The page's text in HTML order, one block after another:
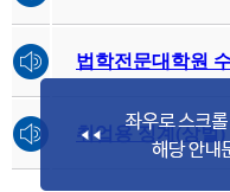
법학전문대학원
취업용 징계(상벌